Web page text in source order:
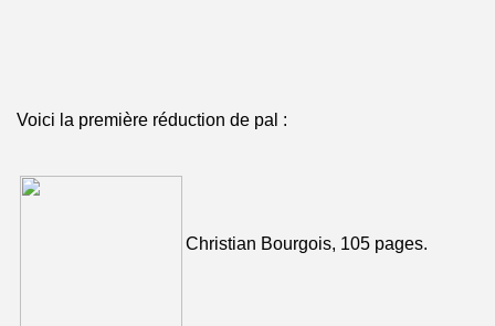
Voici la première réduction de pal :
Christian Bourgois, 105 pages.